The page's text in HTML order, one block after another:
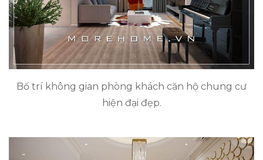
Bố trí không gian phòng khách căn hộ chung cư
hiện đại đẹp.